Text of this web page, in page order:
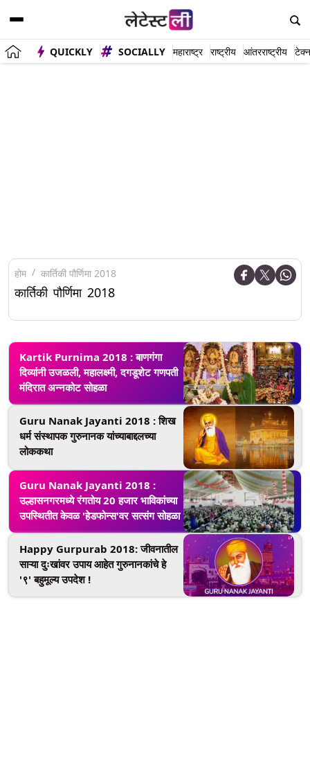
QUICKLY SOCIALLY महाराष्ट्र राष्ट्रीय आंतरराष्ट्रीय
होम कार्तिकी पौर्णिमा 2018
कार्तिकी पौर्णिमा 2018
Kartik Purnima 2018 : बाणगंगा
दिव्यांनी उजळली, महालक्ष्मी, दगडूशेट गणपती
मंदिरात अन्नकोट सोहळा
Guru Nanak Jayanti 2018 : शिख
धर्म संस्थापक गुरुनानक यांच्याबाद्दलच्या
लोककथा
Guru Nanak Jayanti 2018 :
उल्हासनगरमध्ये रंगतोय 20 हजार भाविकांच्या
उपस्थितीत केवळ 'हेडफोन्स'वर सत्संग सोहळा
Happy Gurpurab 2018: जीवनातील
साऱ्या दुःखांवर उपाय आहेत गुरुनानकांचे हे
'९' बहुमूल्य उपदेश !